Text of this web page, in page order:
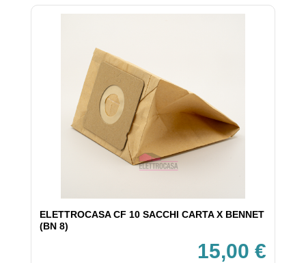
ELETTROCASA CF 10 SACCHI CARTA X BENNET
(BN 8)
15,00 €